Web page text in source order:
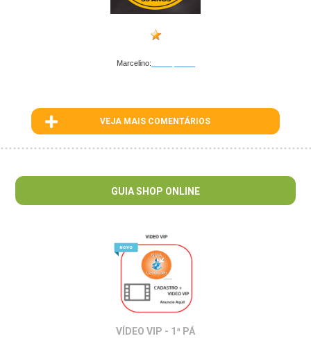
Marcelino:
VEJA MAIS COMENTÁRIOS
GUIA SHOP ONLINE
VÍDEO VIP - 1ª PÁ